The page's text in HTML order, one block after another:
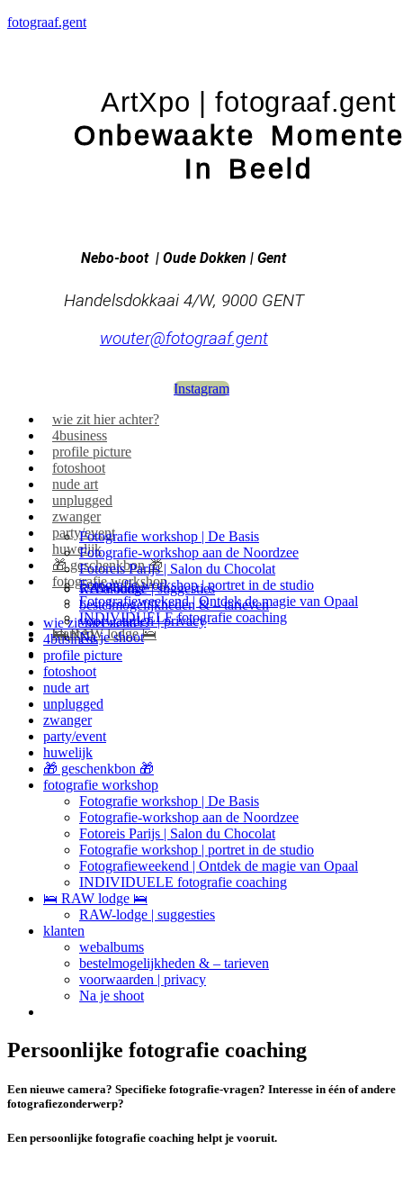
fotograaf.gent
ArtXpo | fotograaf.gent
Onbewaakte
In Beeld
Nebo-boot | Oude Dokken | Gent
Handelsdokkaai 4/W, 9000 GENT
wouter@fotograaf.gent
Instagram
wie zit hier achter?
4business
profile picture
fotoshoot
nude art
unplugged
zwanger
party/event
huwelijk
🎁 geschenkbon 🎁
fotografie workshop
Fotografie workshop | De Basis
Fotografie-workshop aan de Noordzee
Fotoreis Parijs | Salon du Chocolat
Fotografie workshop | portret in de studio
Fotografieweekend | Ontdek de magie van Opaal
INDIVIDUELE fotografie coaching
🛌 RAW lodge 🛌
RAW-lodge | suggesties
klanten
webalbums
bestelmogelijkheden & – tarieven
voorwaarden | privacy
Na je shoot
wie zit hier achter?
4business
profile picture
fotoshoot
nude art
unplugged
zwanger
party/event
huwelijk
🎁 geschenkbon 🎁
fotografie workshop
Fotografie workshop | De Basis
Fotografie-workshop aan de Noordzee
Fotoreis Parijs | Salon du Chocolat
Fotografie workshop | portret in de studio
Fotografieweekend | Ontdek de magie van Opaal
INDIVIDUELE fotografie coaching
🛌 RAW lodge 🛌
RAW-lodge | suggesties
klanten
webalbums
bestelmogelijkheden & – tarieven
voorwaarden | privacy
Na je shoot
Persoonlijke fotografie coaching
Een nieuwe camera? Specifieke fotografie-vragen? Interesse in één of andere
fotografiezonderwerp?
Een persoonlijke fotografie coaching helpt je vooruit.